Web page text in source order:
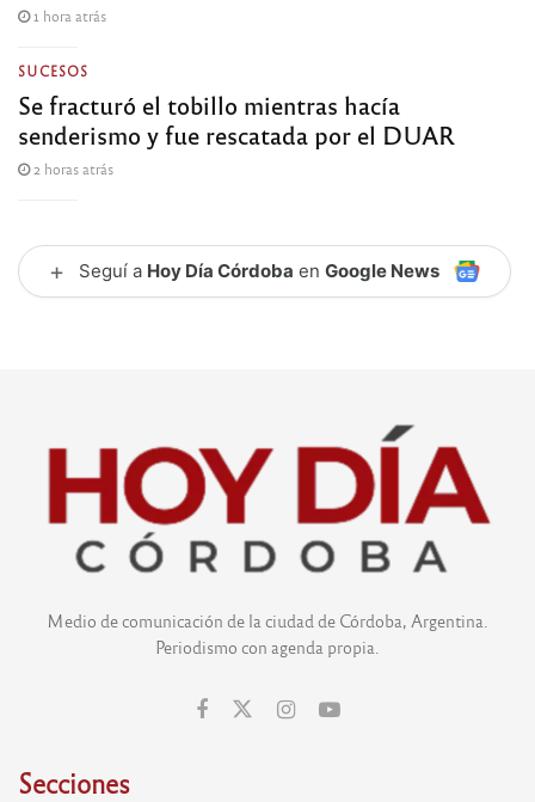
1 hora atrás
SUCESOS
Se fracturó el tobillo mientras hacía
senderismo y fue rescatada por el DUAR
2 horas atrás
+ Seguí a Hoy Día Córdoba en Google News
Medio de comunicación de la ciudad de Córdoba, Argentina.
Periodismo con agenda propia.
Secciones